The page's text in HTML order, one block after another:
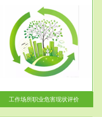
工作场所职业危害现状评价